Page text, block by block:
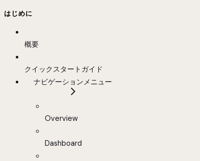
はじめに
概要
クイックスタートガイド
ナビゲーションメニュー
Overview
Dashboard